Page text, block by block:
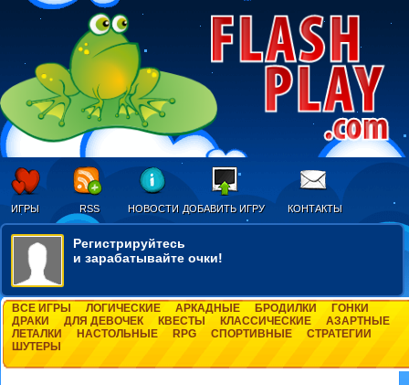
ИГРЫ RSS НОВОСТИ ДОБАВИТЬ ИГРУ КОНТАКТЫ
Регистрируйтесь
и зарабатывайте очки!
ВСЕ ИГРЫ ЛОГИЧЕСКИЕ АРКАДНЫЕ БРОДИЛКИ
ГОНКИ
ДРАКИ
ДЛЯ ДЕВОЧЕК КВЕСТЫ КЛАССИЧЕСКИЕ
АЗАРТНЫЕ
ЛЕТАЛКИ
НАСТОЛЬНЫЕ RPG СПОРТИВНЫЕ
СТРАТЕГИИ
ШУТЕРЫ